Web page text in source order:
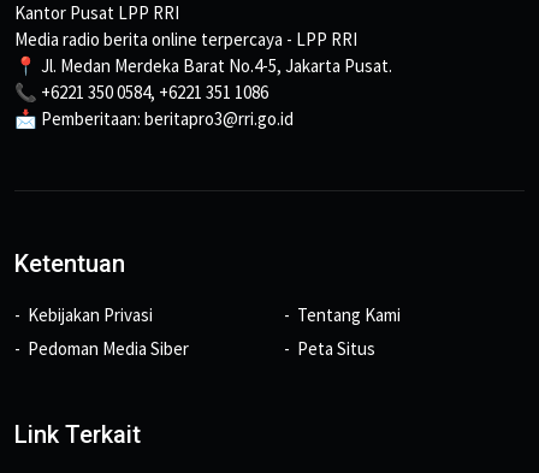
Kantor Pusat LPP RRI
Media radio berita online terpercaya - LPP RRI
📍 Jl. Medan Merdeka Barat No.4-5, Jakarta Pusat.
📞 +6221 350 0584, +6221 351 1086
📩 Pemberitaan: beritapro3@rri.go.id
Ketentuan
Kebijakan Privasi
Pedoman Media Siber
Tentang Kami
Peta Situs
Link Terkait